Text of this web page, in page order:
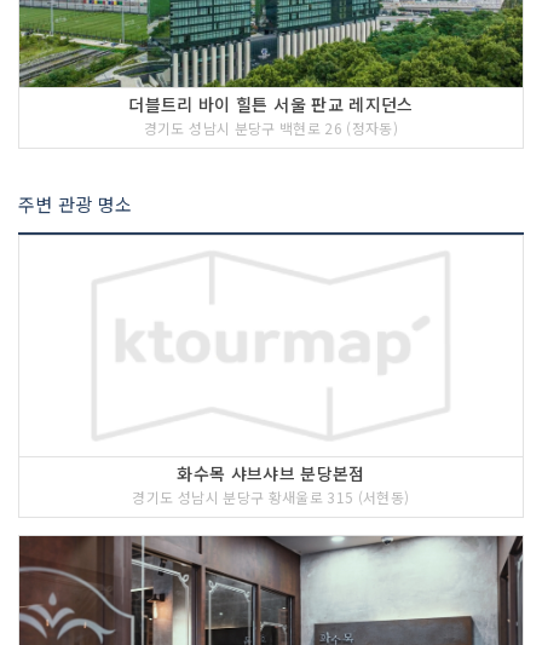
더블트리 바이 힐튼 서울 판교 레지던스
경기도 성남시 분당구 백현로 26 (정자동)
주변 관광 명소
화수목 샤브샤브 분당본점
경기도 성남시 분당구 황새울로 315 (서현동)